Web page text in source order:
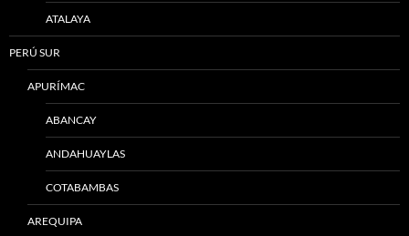
ATALAYA
PERÚ SUR
APURÍMAC
ABANCAY
ANDAHUAYLAS
COTABAMBAS
AREQUIPA